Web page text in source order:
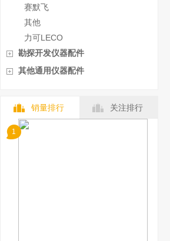
赛默飞
其他
力可LECO
勘探开发仪器配件
其他通用仪器配件
销量排行 关注排行
1